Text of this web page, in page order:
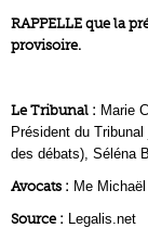
RAPPELLE que la
provisoire.
Le Tribunal : Marie
Président du
des débats), Séléna
Avocats : Me
Source : Legalis.net